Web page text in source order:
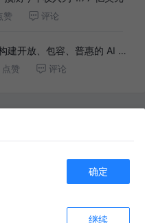
赞 评论
建开放、包容、普惠的 AI 新
点赞 评论
AI绘画-相关文档资料
店网点.xlsx 确定
继续